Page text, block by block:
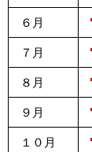
６月
７月
８月
９月
１０月